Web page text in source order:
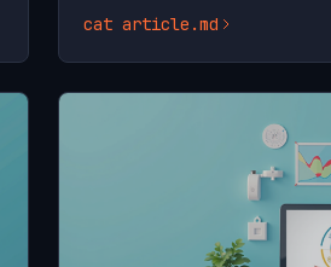
cat article.md